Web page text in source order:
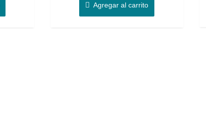
Agregar al carrito